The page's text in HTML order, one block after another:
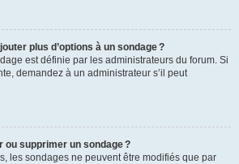
plus d’options à un sondage ?
est définie par les administrateurs du forum. Si
demandez à un administrateur s’il peut
ou supprimer un sondage ?
les sondages ne peuvent être modifiés que par